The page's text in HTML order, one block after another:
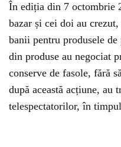
În ediția din 7 octombrie
bazar și cei doi au
banii pentru produsele
din produse au negociat
conserve de fasole, fără
după această acțiune, au
telespectatorilor, în